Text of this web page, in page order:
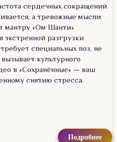
сердечных сокращений
а тревожные мысли
мантру «Ом Шанти»
разгрузки
специальных поз, не
культурного
в «Сохранённые» — ваш
снятию стресса.
Подробнее